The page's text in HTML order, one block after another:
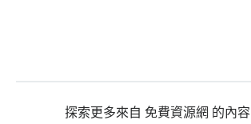
探索更多來自 免費資源網 的內容